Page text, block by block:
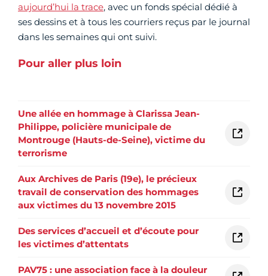
aujourd’hui la trace, avec un fonds spécial dédié à
ses dessins et à tous les courriers reçus par le journal
dans les semaines qui ont suivi.
Pour aller plus loin
Une allée en hommage à Clarissa Jean-
Philippe, policière municipale de
Montrouge (Hauts-de-Seine), victime du
terrorisme
Aux Archives de Paris (19e), le précieux
travail de conservation des hommages
aux victimes du 13 novembre 2015
Des services d’accueil et d’écoute pour
les victimes d’attentats
PAV75 : une association face à la douleur